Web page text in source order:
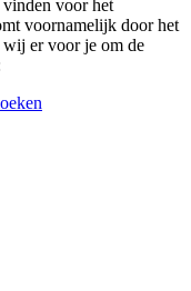
voor het
voornamelijk door het
wij er voor je om de